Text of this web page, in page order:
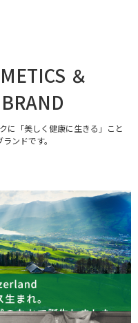
＆
に「美しく健康に生きる」こと
ンドです。